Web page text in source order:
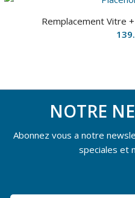
Remplacement Vitre
NOTRE
Abonnez vous a notre
speciales et